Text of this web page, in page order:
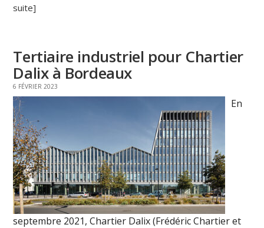
suite]
Tertiaire industriel pour Chartier
Dalix à Bordeaux
6 FÉVRIER 2023
En
septembre 2021, Chartier Dalix (Frédéric Chartier et